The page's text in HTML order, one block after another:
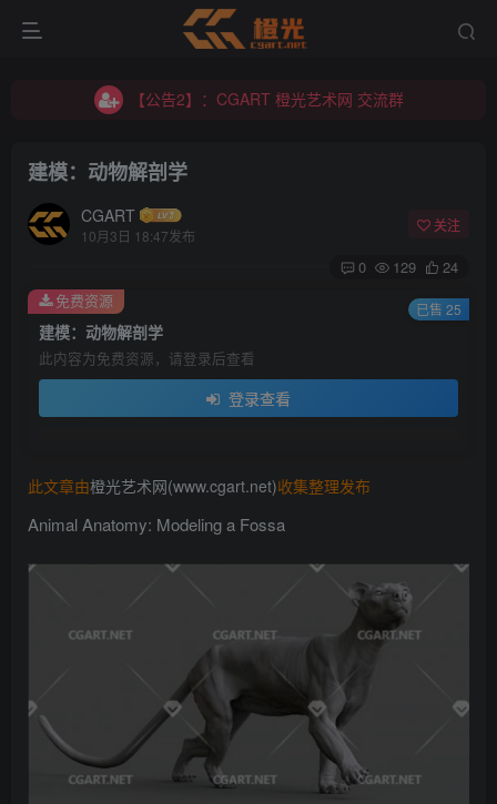
【公告2】：CGART 橙光艺术网 交流群
【公告2】：CGART 橙光艺术网 交流群
建模：动物解剖学
CGART
10月3日 18:47发布
关注
0 129 24
建模：动物解剖学
此内容为免费资源，请登录后查看
登录查看
免费资源 已售 25
此文章由橙光艺术网(www.cgart.net)收集整理发布
Animal Anatomy: Modeling a Fossa
登录
没有账号？立即注册
登录密码
记住登录
社交账号登录
QQ登录